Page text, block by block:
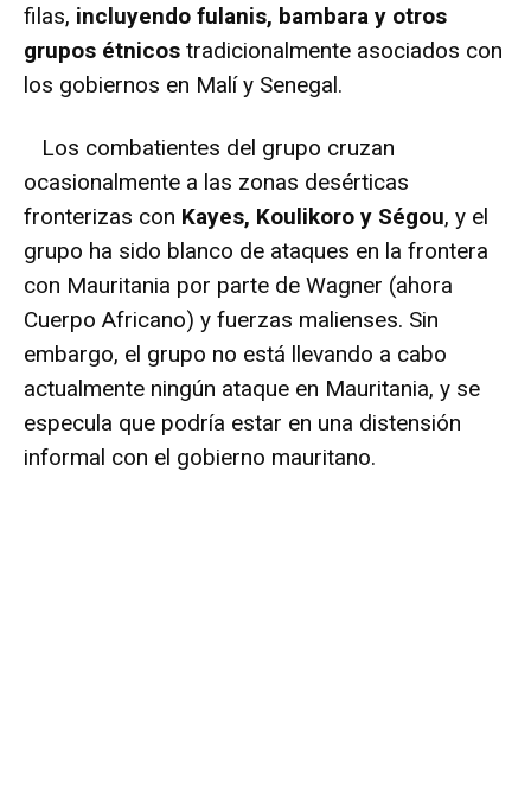
filas, incluyendo fulanis, bambara y otros
grupos étnicos tradicionalmente asociados con
los gobiernos en Malí y Senegal.
Los combatientes del grupo cruzan
ocasionalmente a las zonas desérticas
fronterizas con Kayes, Koulikoro y Ségou, y el
grupo ha sido blanco de ataques en la frontera
con Mauritania por parte de Wagner (ahora
Cuerpo Africano) y fuerzas malienses. Sin
embargo, el grupo no está llevando a cabo
actualmente ningún ataque en Mauritania, y se
especula que podría estar en una distensión
informal con el gobierno mauritano.